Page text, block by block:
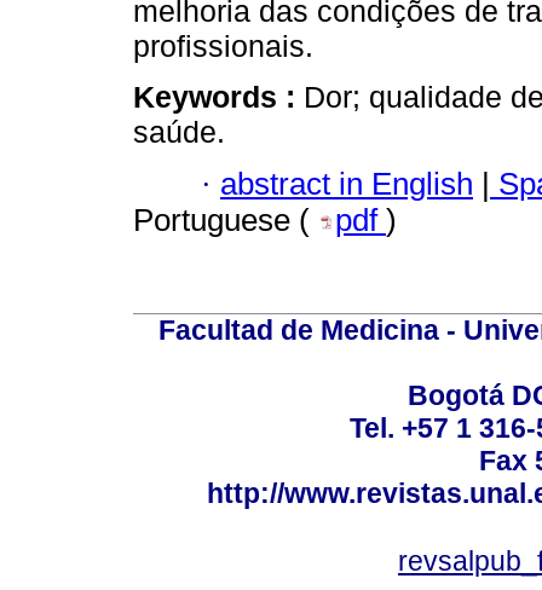
melhoria das condições de
profissionais.
Keywords : Dor; qualidade
saúde.
· abstract in English |
Portuguese (
pdf )
Facultad de Medicina -
Bogotá
Tel. +57 1
Fax
http://